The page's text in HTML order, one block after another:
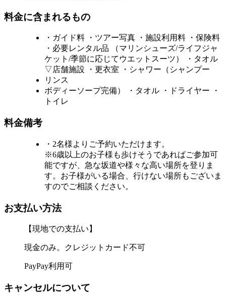
料金に含まれるもの
・ガイド料 ・ツアー写真 ・施設利用料 ・保険料
・必要レンタル品 （マリンシューズ/ライフジャ
ケット/季節に応じてウエットスーツ） ・タオル
▽店舗施設 ・更衣室 ・シャワー（シャンプー
リンス
ボディーソープ完備） ・タオル ・ドライヤー ・
トイレ
料金備考
・2名様よりご予約いただけます。
※6歳以上のお子様も歩けそうであればご参加可
能ですが、急な坂道や様々な高い場所を登りま
す。お子様がいる場合、行けない場所もございま
すのでご相談ください。
お支払い方法
【現地での支払い】
現金のみ。クレジットカード不可
PayPay利用可
キャンセルについて